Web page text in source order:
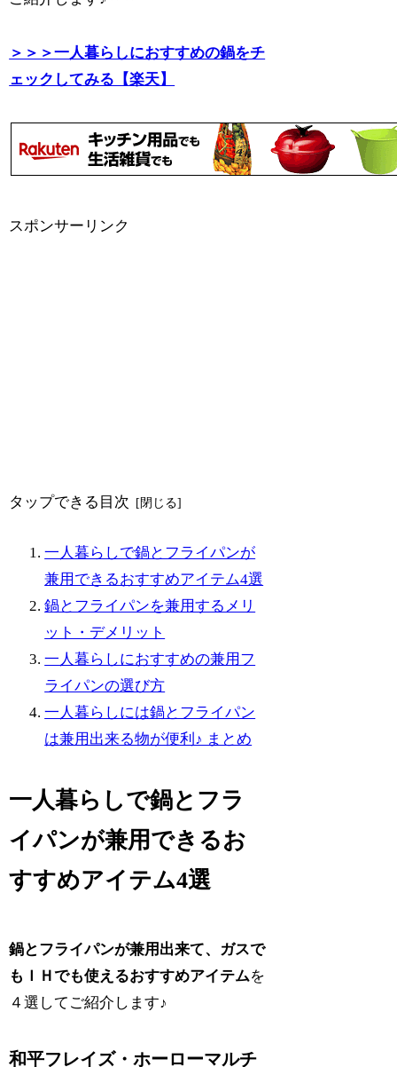
＞＞＞一人暮らしにおすすめの鍋をチ
ェックしてみる【楽天】
スポンサーリンク
タップできる目次
一人暮らしで鍋とフライパンが
兼用できるおすすめアイテム4選
鍋とフライパンを兼用するメリ
ット・デメリット
一人暮らしにおすすめの兼用フ
ライパンの選び方
一人暮らしには鍋とフライパン
は兼用出来る物が便利♪ まとめ
一人暮らしで鍋とフラ
イパンが兼用できるお
すすめアイテム4選
鍋とフライパンが兼用出来て、 ガスで
もＩＨでも使えるおすすめアイテムを
４選してご紹介します♪
和平フレイズ・ホーローマルチ